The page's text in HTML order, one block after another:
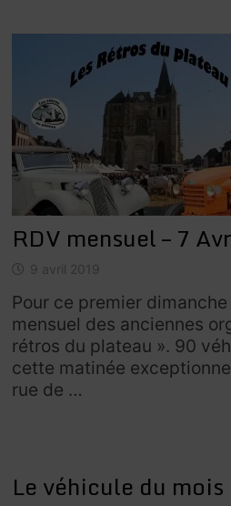
RDV mensuel – 7
9 avril 2019
Pour ce premier
mensuel des anciennes
rétros du plateau ». 90
cette matinée
rue de …
Le véhicule du